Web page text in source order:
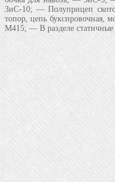
ЗиС-10; — Полуприцеп
топор, цепь буксировочная,
М415; — В разделе статичные